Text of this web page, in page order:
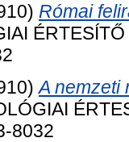
Római
A nemzeti
8032